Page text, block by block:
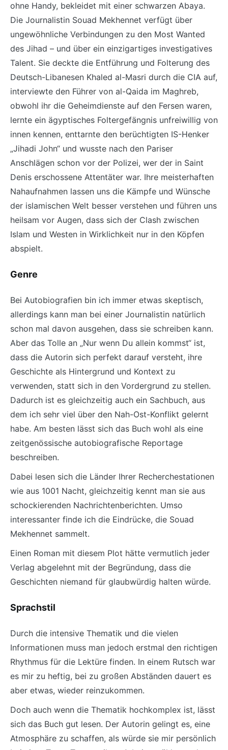
ohne Handy, bekleidet mit einer schwarzen Abaya.
Die Journalistin Souad Mekhennet verfügt über
ungewöhnliche Verbindungen zu den Most Wanted
des Jihad – und über ein einzigartiges investigatives
Talent. Sie deckte die Entführung und Folterung des
Deutsch-Libanesen Khaled al-Masri durch die CIA auf,
interviewte den Führer von al-Qaida im Maghreb,
obwohl ihr die Geheimdienste auf den Fersen waren,
lernte ein ägyptisches Foltergefängnis unfreiwillig von
innen kennen, enttarnte den berüchtigten IS-Henker
„Jihadi John“ und wusste nach den Pariser
Anschlägen schon vor der Polizei, wer der in Saint
Denis erschossene Attentäter war. Ihre meisterhaften
Nahaufnahmen lassen uns die Kämpfe und Wünsche
der islamischen Welt besser verstehen und führen uns
heilsam vor Augen, dass sich der Clash zwischen
Islam und Westen in Wirklichkeit nur in den Köpfen
abspielt.
Genre
Bei Autobiografien bin ich immer etwas skeptisch,
allerdings kann man bei einer Journalistin natürlich
schon mal davon ausgehen, dass sie schreiben kann.
Aber das Tolle an „Nur wenn Du allein kommst“ ist,
dass die Autorin sich perfekt darauf versteht, ihre
Geschichte als Hintergrund und Kontext zu
verwenden, statt sich in den Vordergrund zu stellen.
Dadurch ist es gleichzeitig auch ein Sachbuch, aus
dem ich sehr viel über den Nah-Ost-Konflikt gelernt
habe. Am besten lässt sich das Buch wohl als eine
zeitgenössische autobiografische Reportage
beschreiben.
Dabei lesen sich die Länder Ihrer Recherchestationen
wie aus 1001 Nacht, gleichzeitig kennt man sie aus
schockierenden Nachrichtenberichten. Umso
interessanter finde ich die Eindrücke, die Souad
Mekhennet sammelt.
Einen Roman mit diesem Plot hätte vermutlich jeder
Verlag abgelehnt mit der Begründung, dass die
Geschichten niemand für glaubwürdig halten würde.
Sprachstil
Durch die intensive Thematik und die vielen
Informationen muss man jedoch erstmal den richtigen
Rhythmus für die Lektüre finden. In einem Rutsch war
es mir zu heftig, bei zu großen Abständen dauert es
aber etwas, wieder reinzukommen.
Doch auch wenn die Thematik hochkomplex ist, lässt
sich das Buch gut lesen. Der Autorin gelingt es, eine
Atmosphäre zu schaffen, als würde sie mir persönlich